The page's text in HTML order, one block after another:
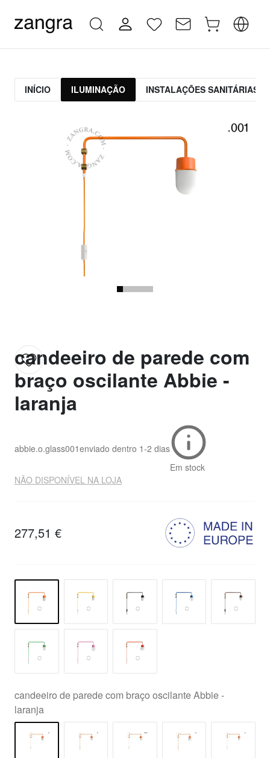
INÍCIO ILUMINAÇÃO INSTALAÇÕES SANITÁRIAS
candeeiro de parede com
braço oscilante Abbie -
laranja
abbie.o.glass001enviado dentro 1-2 dias
Em stock
NÃO DISPONÍVEL NA LOJA
277,51 €
candeeiro de parede com braço oscilante Abbie -
laranja